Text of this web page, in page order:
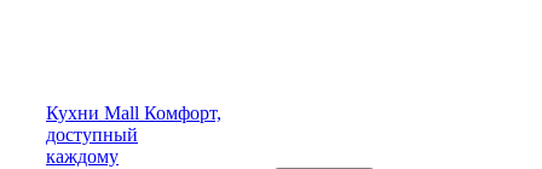
Кухни Mall Комфорт,
доступный
каждому